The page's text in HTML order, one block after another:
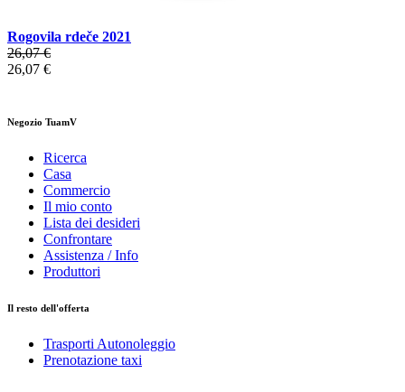
Rogovila rdeče 2021
26,07 €
26,07 €
Negozio TuamV
Ricerca
Casa
Commercio
Il mio conto
Lista dei desideri
Confrontare
Assistenza / Info
Produttori
Il resto dell'offerta
Trasporti Autonoleggio
Prenotazione taxi